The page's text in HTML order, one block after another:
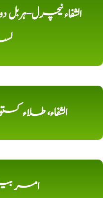
الشفاء نیچرل-
الشفاء، طلاء
امر